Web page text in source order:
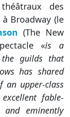
des
à Broadway (le
(The New
«is a
guilds that
has shared
an upper-class
fable-
eminently